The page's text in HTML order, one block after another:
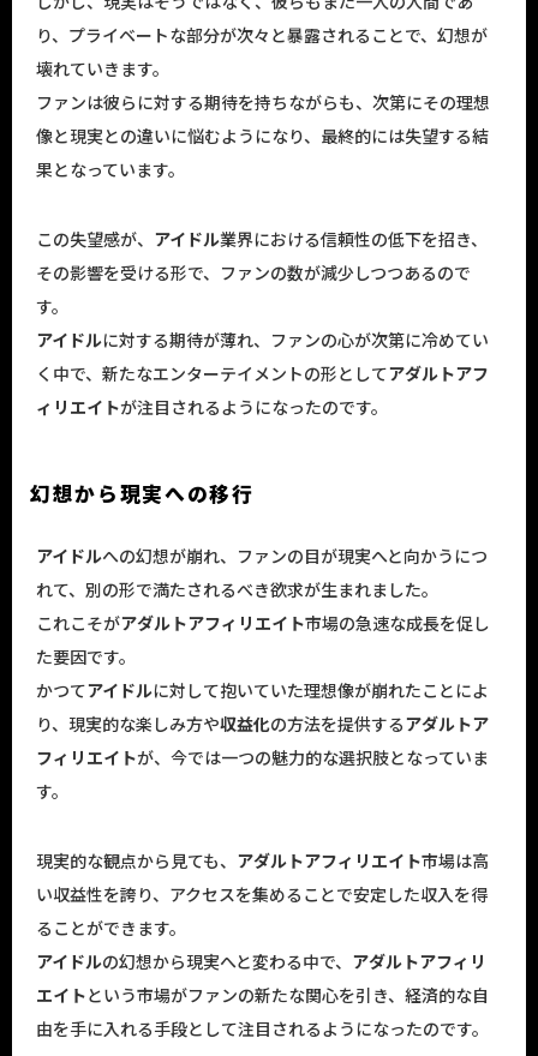
り、プライベートな部分が次々と暴露されることで、幻想が
壊れていきます。
ファンは彼らに対する期待を持ちながらも、次第にその理想
像と現実との違いに悩むようになり、最終的には失望する結
果となっています。
この失望感が、 アイドル業界における信頼性の低下を招き、
その影響を受ける形で、ファンの数が減少しつつあるので
す。
アイドルに対する期待が薄れ、ファンの心が次第に冷めてい
く中で、新たなエンターテイメントの形としてアダルトアフ
ィリエイトが注目されるようになったのです。
幻想から現実への移行
アイドルへの幻想が崩れ、ファンの目が現実へと向かうにつ
れて、別の形で満たされるべき欲求が生まれました。
これこそがアダルトアフィリエイト市場の急速な成長を促し
た要因です。
かつてアイドルに対して抱いていた理想像が崩れたことによ
り、現実的な楽しみ方や収益化の方法を提供するアダルトア
フィリエイトが、今では一つの魅力的な選択肢となっていま
す。
現実的な観点から見ても、 アダルトアフィリエイト市場は高
い収益性を誇り、アクセスを集めることで安定した収入を得
ることができます。
アイドルの幻想から現実へと変わる中で、 アダルトアフィリ
エイトという市場がファンの新たな関心を引き、経済的な自
由を手に入れる手段として注目されるようになったのです。